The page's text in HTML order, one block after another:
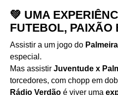
💚 UMA
FUTEBOL, PAIXÃO
Assistir a um jogo do
especial.
Mas assistir Juventude x
torcedores, com chopp em
Rádio Verdão é viver uma